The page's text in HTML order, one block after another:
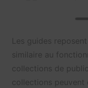
Les guides
similaire au
collections de
collections peuvent